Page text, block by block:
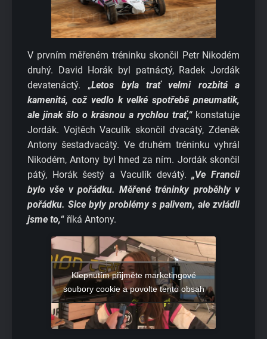
V prvním měřeném tréninku skončil Petr Nikodém
druhý. David Horák byl patnáctý, Radek Jordák
devatenáctý. „Letos byla trať velmi rozbitá a
kamenitá, což vedlo k velké spotřebě pneumatik,
ale jinak šlo o krásnou a rychlou trať,“ konstatuje
Jordák. Vojtěch Vaculík skončil dvacátý, Zdeněk
Antony šestadvacátý. Ve druhém tréninku vyhrál
Nikodém, Antony byl hned za ním. Jordák skončil
pátý, Horák šestý a Vaculík devátý.„Ve Francii
bylo vše v pořádku. Měřené tréninky proběhly v
pořádku. Sice byly problémy s palivem, ale zvládli
jsme to,“ říká Antony.
Klepnutím přijměte marketingové
soubory cookie a povolte tento obsah